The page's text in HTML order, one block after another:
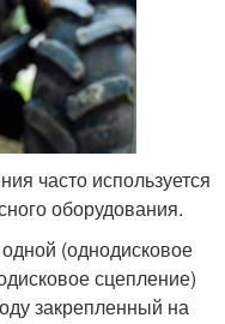
часто используется
оборудования.
(однодисковое
сцепление)
закрепленный на